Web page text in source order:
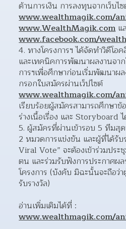
www.wealthmagik.com/
www.WealthMagik.com
www.facebook.com/
4. ทางโครงการฯ ได้จัดทำวิดีโอ
และเทคนิคการพัฒนาผลงานจา
การฯเพื่อศึกษาก่อนเริ่มพัฒนาผ
กรอกใบสมัครผ่านเว็ปไซต์
www.wealthmagik.com/
เรียบร้อยผู้สมัครสามารถศึกษาข้
ร่างเนื้อเรื่อง และ Storyboard ไ
5. ผู้สมัครที่ผ่านเข้ารอบ 5 ทีมสุ
2 หมวดการแข่งขัน และผู้ที่ได้รับ
Viral Vote” จะต้องเข้าร่วมประ
ตน และร่วมรับฟังการประกาศผ
โครงการ (บังคับ มิฉะนั้นจะถือว่
รับรางวัล)
www.wealthmagik.com/